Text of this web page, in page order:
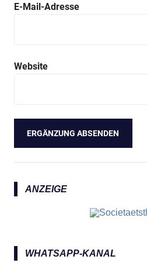
E-Mail-Adresse
Website
ANZEIGE
WHATSAPP-KANAL